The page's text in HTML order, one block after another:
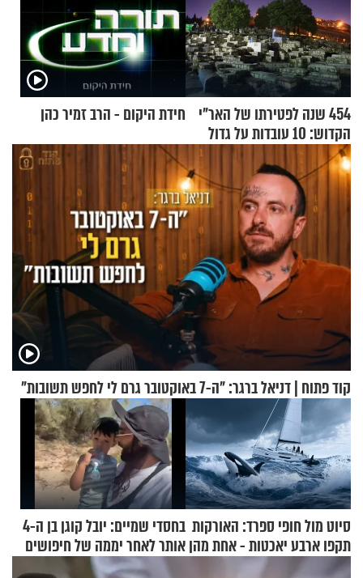
454 שנה לפטירתו של האר"י
הקדוש: 10 עובדות על גדול
מקובלי צפת
חידת היקום - הרב זמיר כהן
קוד פתוח | דניאל ברגר: "ה-7 באוקטובר גרם לי לחפש תשובות"
סיוט מול חופי ספרד: האורקות
תקפו ארבע יאכטות - אחת מהן
טבעה
בחסדי שמיים: יובל קוגן בן ה-4
אותר לאחר יממה של חיפושים